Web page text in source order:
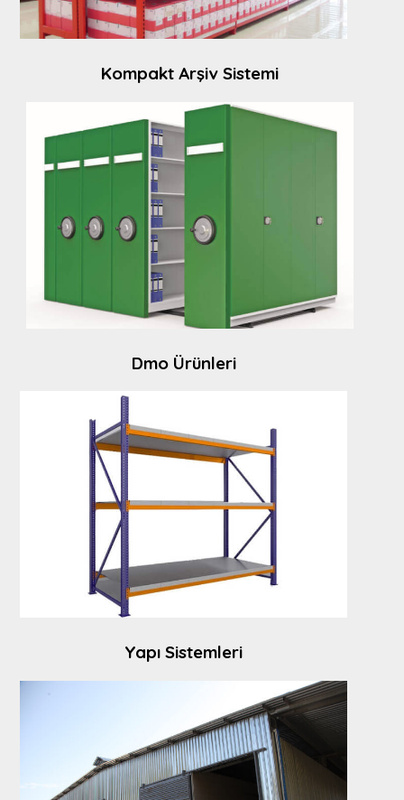
Kompakt Arşiv Sistemi
Dmo Ürünleri
Yapı Sistemleri